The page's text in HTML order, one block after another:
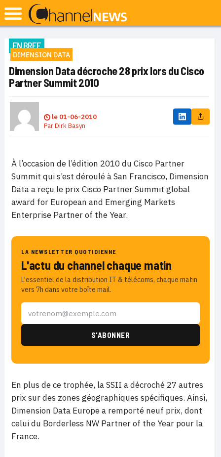
EN BREF
DIMENSION DATA
Dimension Data décroche 28 prix lors du Cisco
Partner Summit 2010
le 01-06-2010
ParDirk Basyn
À l’occasion de l’édition 2010 du Cisco Partner
Summit qui s’est déroulé à San Francisco, Dimension
Data a reçu le prix Cisco Partner Summit global
award for European and Emerging Markets
Enterprise Partner of the Year.
LA NEWSLETTER QUOTIDIENNE
L'actu du channel chaque matin
L'essentiel de la distribution IT & télécoms, chaque matin
vers 7h dans votre boîte mail.
En plus de ce trophée, la SSII a décroché 27 autres
prix sur des zones géographiques spécifiques. Ainsi,
Dimension Data Europe a remporté neuf prix, dont
celui du Borderless NW Partner of the Year pour la
France.